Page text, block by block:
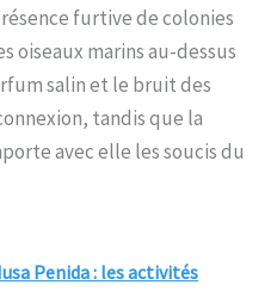
furtive de colonies
oiseaux marins au-dessus
salin et le bruit des
tandis que la
avec elle les soucis du
Penida : les activités